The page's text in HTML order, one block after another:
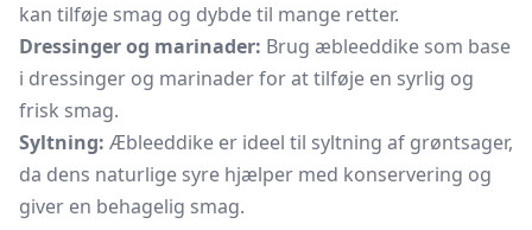
kan tilføje smag og dybde til mange retter.
Dressinger og marinader: Brug æbleeddike som base
i dressinger og marinader for at tilføje en syrlig og
frisk smag.
Syltning: Æbleeddike er ideel til syltning af grøntsager,
da dens naturlige syre hjælper med konservering og
giver en behagelig smag.